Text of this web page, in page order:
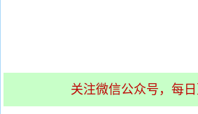
关注微信公众号，每